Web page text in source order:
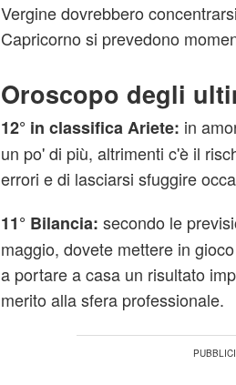
Vergine dovrebbero
Capricorno si prevedono
Oroscopo degli
12° in classifica Ariete: in
un po' di più, altrimenti c'è il
errori e di lasciarsi sfuggire
11° Bilancia: secondo le
maggio, dovete mettere in
a portare a casa un risultato
merito alla sfera professionale.